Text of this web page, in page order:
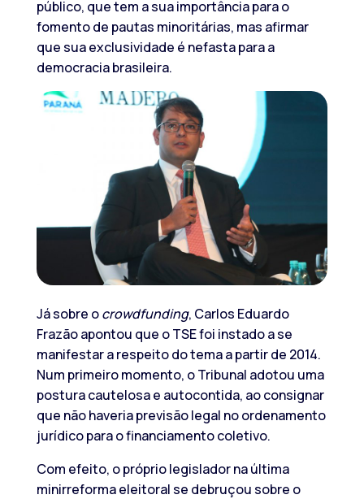
público, que tem a sua importância para o
fomento de pautas minoritárias, mas afirmar
que sua exclusividade é nefasta para a
democracia brasileira.
Já sobre ocrowdfunding, Carlos Eduardo
Frazão apontou que o TSE foi instado a se
manifestar a respeito do tema a partir de 2014.
Num primeiro momento, o Tribunal adotou uma
postura cautelosa e autocontida, ao consignar
que não haveria previsão legal no ordenamento
jurídico para o financiamento coletivo.
Com efeito, o próprio legislador na última
minirreforma eleitoral se debruçou sobre o